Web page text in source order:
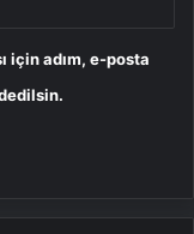
için adım, e-posta